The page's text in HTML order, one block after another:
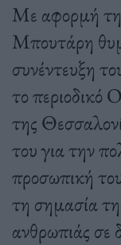
Με αφορμή
Μπουτάρη
συνέντευξη
το περιοδικό
της
του για την
προσωπική
τη σημασία
ανθρωπιάς σε